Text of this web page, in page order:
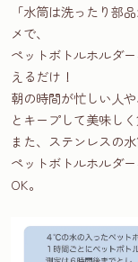
「水筒は洗ったり部
メで、
ペットボトルホルダ
えるだけ！
朝の時間が忙しい人
とキープして美味し
また、ステンレスの
ペットボトルホルダ
OK。